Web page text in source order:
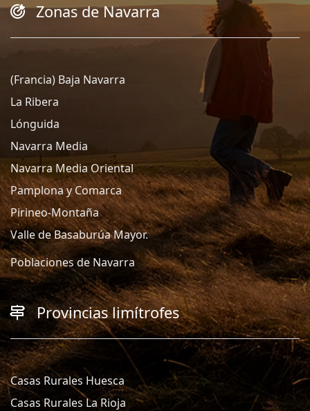
Zonas de Navarra
(Francia) Baja Navarra
La Ribera
Lónguida
Navarra Media
Navarra Media Oriental
Pamplona y Comarca
Pirineo-Montaña
Valle de Basaburúa Mayor.
Poblaciones de Navarra
Provincias limítrofes
Casas Rurales Huesca
Casas Rurales La Rioja